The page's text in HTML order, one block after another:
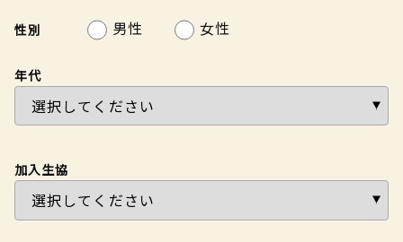
性別 男性 女性
年代
加入生協